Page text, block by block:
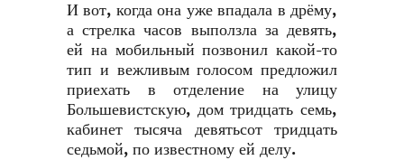
И вот, когда она уже впадала в дрёму,
а стрелка часов выползла за девять,
ей на мобильный позвонил какой-то
тип и вежливым голосом предложил
приехать в отделение на улицу
Большевистскую, дом тридцать семь,
кабинет тысяча девятьсот тридцать
седьмой, по известному ей делу.